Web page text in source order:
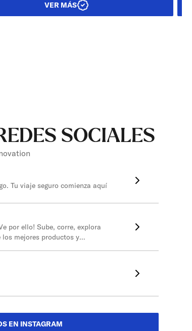
VER MÁS
SOCIALES
Tu viaje seguro comienza aquí
por ello! Sube, corre, explora
mejores productos y
EN INSTAGRAM